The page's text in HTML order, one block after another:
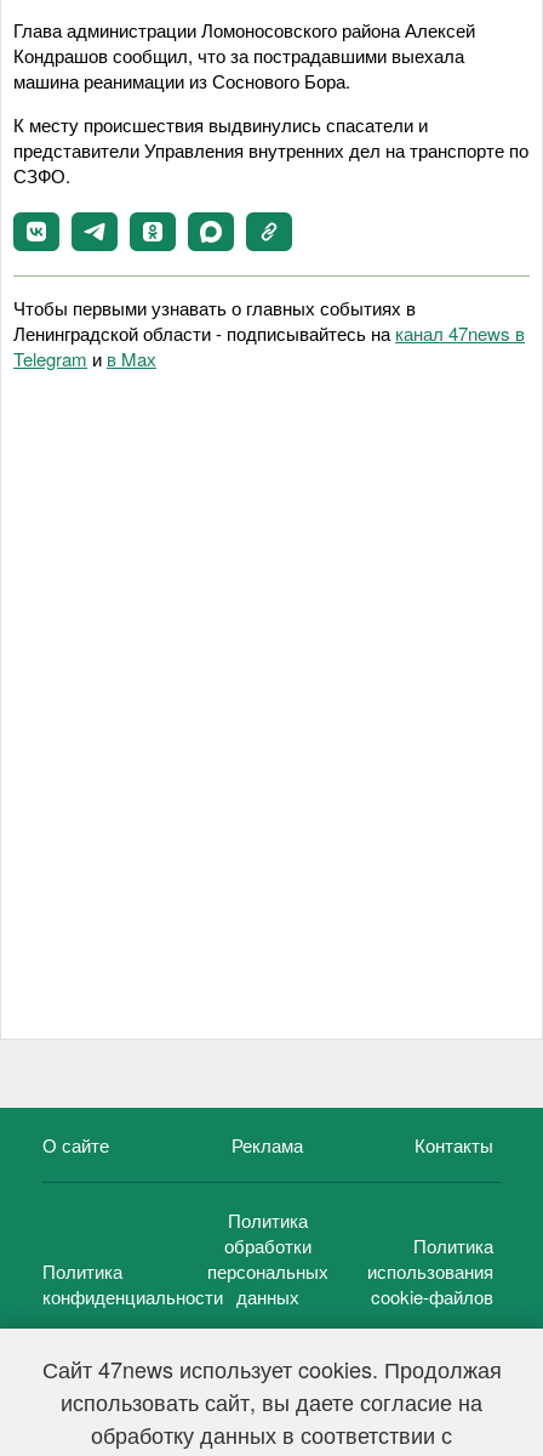
Сайт 47news использует cookies. Продолжая
использовать сайт, вы даете согласие на
обработку данных в соответствии с
Глава администрации Ломоносовского района Алексей
Кондрашов сообщил, что за пострадавшими выехала
машина реанимации из Соснового Бора.
К месту происшествия выдвинулись спасатели и
представители Управления внутренних дел на транспорте по
СЗФО.
Чтобы первыми узнавать о главных событиях в
Ленинградской области - подписывайтесь на канал 47news в
Telegram и в Maх
О сайте Реклама Контакты
Политика
конфиденциальности
Политика
обработки
персональных
данных
Политика
использования
cookie-файлов
47 новостей (47 news)2005 — 2026 г.
Свидетельство о регистрации СМИ Эл № ФС 77-39848, выдано